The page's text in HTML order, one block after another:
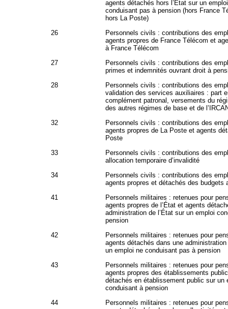
agents détachés hors l’État sur un
conduisant pas à pension (hors France
hors La Poste)
26
Personnels civils : contributions des
agents propres de France Télécom et
à France Télécom
27
Personnels civils : contributions des
primes et indemnités ouvrant droit à
28
Personnels civils : contributions des
validation des services auxiliaires : part
complément patronal, versements du
des autres régimes de base et de
32
Personnels civils : contributions des
agents propres de La Poste et agents
Poste
33
Personnels civils : contributions des
allocation temporaire d’invalidité
34
Personnels civils : contributions des
agents propres et détachés des budgets
41
Personnels militaires : retenues pour
agents propres de l’État et agents
administration de l’État sur un emploi
pension
42
Personnels militaires : retenues pour
agents détachés dans une administration
un emploi ne conduisant pas à pension
43
Personnels militaires : retenues pour
agents propres des établissements
détachés en établissement public sur un
conduisant à pension
44
Personnels militaires : retenues pour